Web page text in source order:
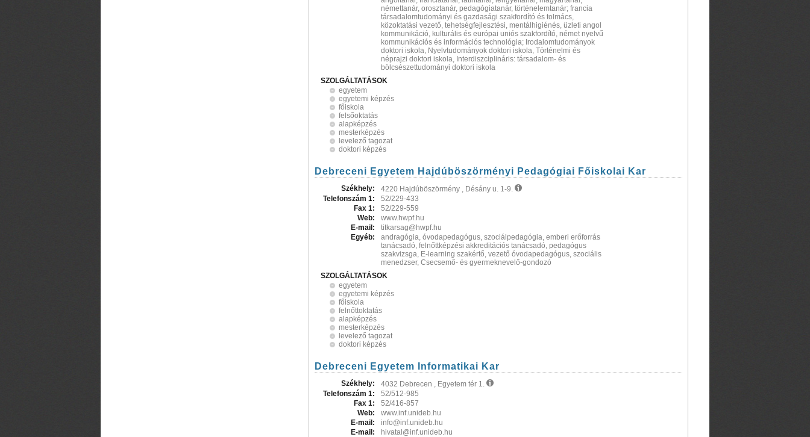
némettanár, orosztanár, pedagógiatanár, történelemtanár; francia
társadalomtudományi és gazdasági szakfordító és tolmács,
közoktatási vezető, tehetségfejlesztési, mentálhigiénés, üzleti angol
kommunikáció, kulturális és európai uniós szakfordító, német nyelvű
kommunikációs és információs technológia; Irodalomtudományok
doktori iskola, Nyelvtudományok doktori iskola, Történelmi és
néprajzi doktori iskola, Interdiszciplináris: társadalom- és
bölcsészettudományi doktori iskola
SZOLGÁLTATÁSOK
egyetem
egyetemi képzés
főiskola
felsőoktatás
alapképzés
mesterképzés
levelező tagozat
doktori képzés
Debreceni Egyetem Hajdúböszörményi Pedagógiai Főiskolai Kar
Székhely:
4220 Hajdúböszörmény , Désány u. 1-9.
Telefonszám 1:
52/229-433
Fax 1:
52/229-559
Web:
www.hwpf.hu
E-mail:
titkarsag@hwpf.hu
Egyéb:
andragógia, óvodapedagógus, szociálpedagógia, emberi erőforrás
tanácsadó, felnőttképzési akkreditációs tanácsadó, pedagógus
szakvizsga, E-learning szakértő, vezető óvodapedagógus, szociális
menedzser, Csecsemő- és gyermeknevelő-gondozó
SZOLGÁLTATÁSOK
egyetem
egyetemi képzés
főiskola
felnőttoktatás
alapképzés
mesterképzés
levelező tagozat
doktori képzés
Debreceni Egyetem Informatikai Kar
Székhely:
4032 Debrecen , Egyetem tér 1.
Telefonszám 1:
52/512-985
Fax 1:
52/416-857
Web:
www.inf.unideb.hu
E-mail:
info@inf.unideb.hu
E-mail:
hivatal@inf.unideb.hu